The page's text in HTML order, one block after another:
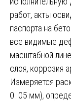
работ, акты
паспорта на
все видимые
масштабной
слоя, коррозия
Измеряется
0. 05 мм),